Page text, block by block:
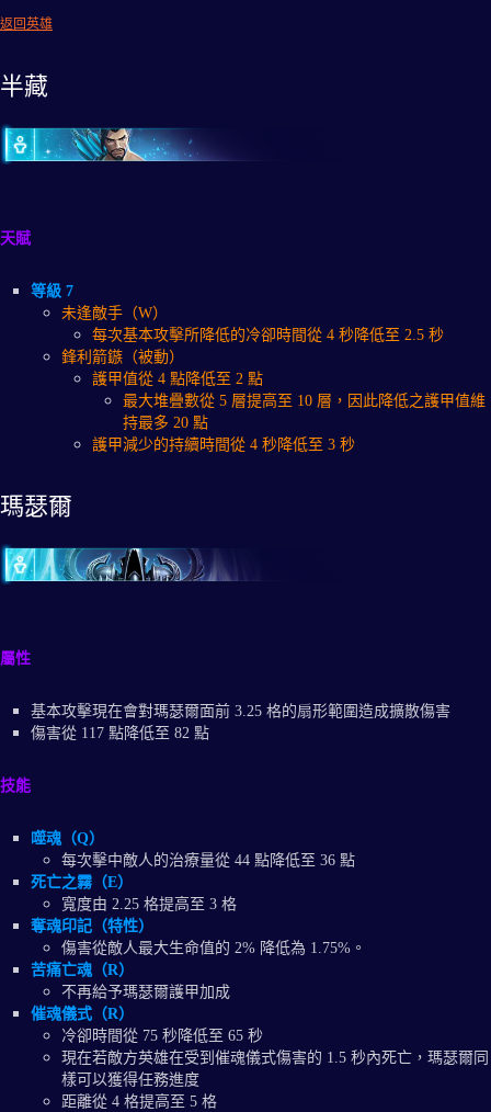
返回英雄
半藏
天賦
等級 7
未逢敵手（W）
每次基本攻擊所降低的冷卻時間從 4 秒降低至 2.5 秒
鋒利箭鏃（被動）
護甲值從 4 點降低至 2 點
最大堆疊數從 5 層提高至 10 層，因此降低之護甲值維
持最多 20 點
護甲減少的持續時間從 4 秒降低至 3 秒
瑪瑟爾
屬性
基本攻擊現在會對瑪瑟爾面前 3.25 格的扇形範圍造成擴散傷害
傷害從 117 點降低至 82 點
技能
噬魂（Q）
每次擊中敵人的治療量從 44 點降低至 36 點
死亡之霧（E）
寬度由 2.25 格提高至 3 格
奪魂印記（特性）
傷害從敵人最大生命值的 2% 降低為 1.75%。
苦痛亡魂（R）
不再給予瑪瑟爾護甲加成
催魂儀式（R）
冷卻時間從 75 秒降低至 65 秒
現在若敵方英雄在受到催魂儀式傷害的 1.5 秒內死亡，瑪瑟爾同
樣可以獲得任務進度
距離從 4 格提高至 5 格